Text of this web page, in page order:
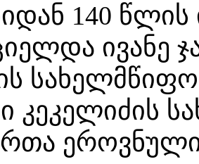
140
ივანე
სახელმწიფო
კეკელიძის